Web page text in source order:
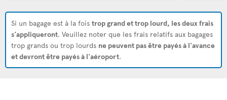
Si un bagage est à la fois trop grand et trop lourd, les deux frais
s'appliqueront. Veuillez noter que les frais relatifs aux bagages
trop grands ou trop lourds ne peuvent pas être payés à l'avance
et devront être payés à l'aéroport.